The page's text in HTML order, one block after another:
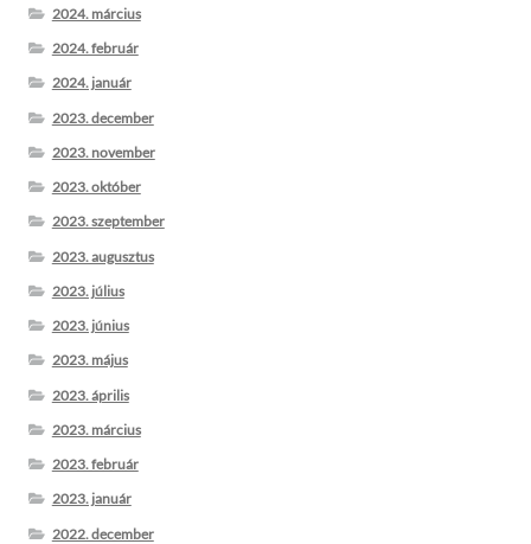
2024. március
2024. február
2024. január
2023. december
2023. november
2023. október
2023. szeptember
2023. augusztus
2023. július
2023. június
2023. május
2023. április
2023. március
2023. február
2023. január
2022. december